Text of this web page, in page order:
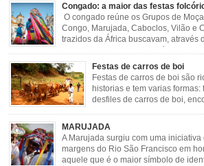
Congado: a maior das festas
O congado reúne os Grupos de
Congo, Marujada, Caboclos, Vilão e
trazidos da África buscavam, através
sentimentos e culto a sua fé. O
destes ritos com a religião católica, imposta aos
novas histórias que envolviam, sobretudo, Nossa
Festas de carros de boi
Festas de carros de boi são
historias e tem varias
desfiles de carros de boi,
de boi, carreteada, carreiros, candeeiros, boiadas,
exposição agropecuária, ou seja é um ponto forte
MARUJADA
A Marujada surgiu com uma iniciativa
margens do Rio São Francisco em
aquele que é o maior símbolo de